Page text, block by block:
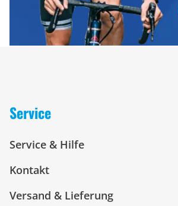
Service
Service & Hilfe
Kontakt
Versand & Lieferung